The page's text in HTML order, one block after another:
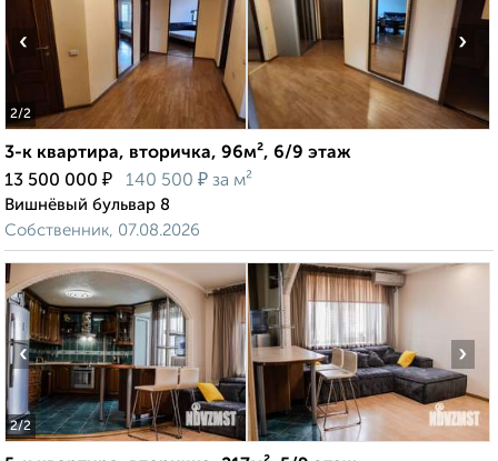
2/2
‹ ›
3-к квартира, вторичка, 96м², 6/9 этаж
13 500 000 ₽ 140 500 ₽ за м²
Вишнёвый бульвар 8
Собственник, 07.08.2026
2/2
‹ ›